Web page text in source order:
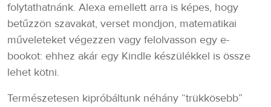
folytathatnánk. Alexa emellett arra is képes, hogy
betűzzön szavakat, verset mondjon, matematikai
műveleteket végezzen vagy felolvasson egy e-
bookot: ehhez akár egy Kindle készülékkel is össze
lehet kötni.
Természetesen kipróbáltunk néhány “trükkösebb”